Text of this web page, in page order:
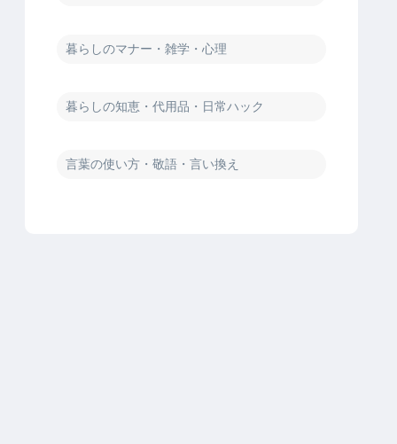
暮らしのマナー・雑学・心理
暮らしの知恵・代用品・日常ハック
言葉の使い方・敬語・言い換え